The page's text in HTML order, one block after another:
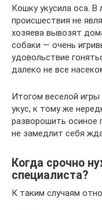
Кошку укусила оса.
происшествия не
хозяева вывозят
собаки — очень
удовольствие
далеко не все
Итогом веселой
укус, к тому же
разворошить осиное
не замедлит себя
Когда срочно
специалиста?
К таким случаям